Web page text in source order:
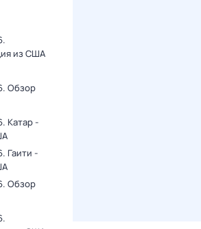
из США
Обзор
Катар -
Гаити -
Обзор